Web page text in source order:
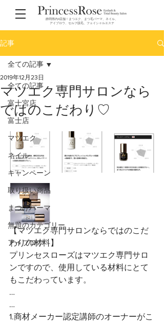
静岡県内4店舗！まつエク、まつ毛パーマ、ネイル、
アイブロウ、セルフ脱毛、フェイシャルエステ
記事
全ての記事
富士宮店
富士店
マツエク
ネイル
キャンペーン
取り扱い商品
まつげパーマ
無題のカテゴリー
アイブロウ
全ての記事
マツエク専門サロンなら
ではのこだわり♡
2019年12月23日
【マツエク専門サロンならではのこだ
わりの材料】
プリンセスローズはマツエク専門サロ
ンですので、使用している材料にとて
もこだわっています。
…
…
1.商材メーカー認定講師のオーナーがこ